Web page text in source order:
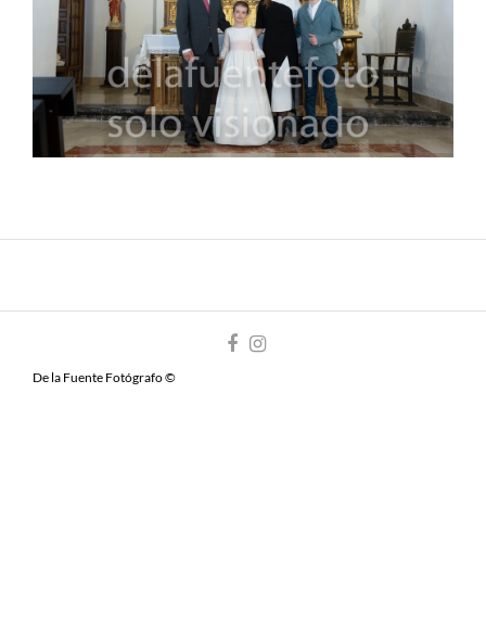
De la Fuente Fotógrafo ©